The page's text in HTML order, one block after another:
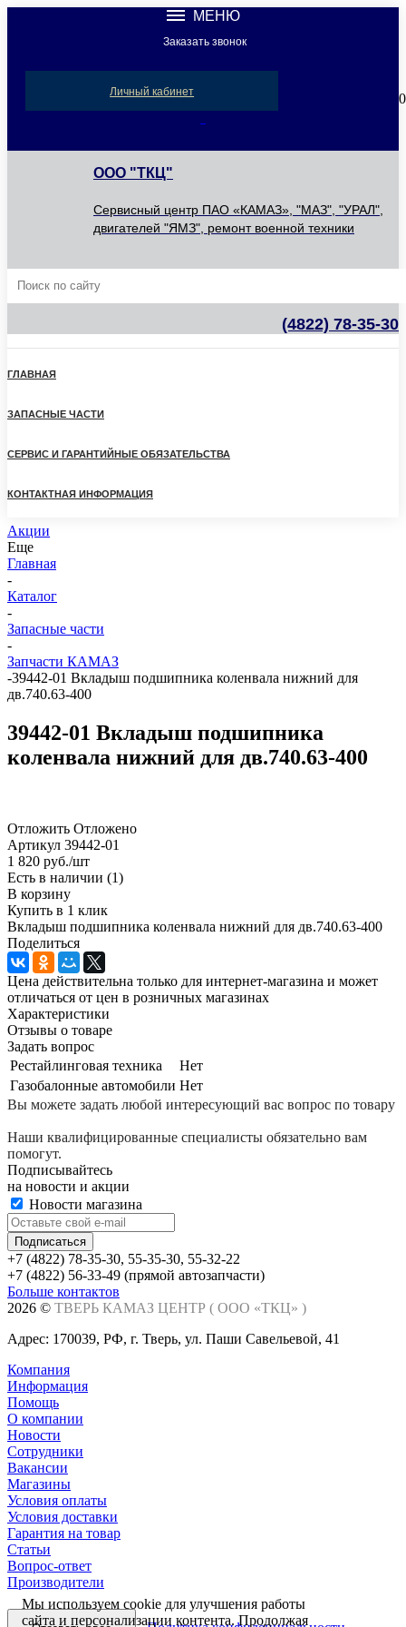
МЕНЮ
Компания
Сервис
Заказать звонок
Личный кабинет
ООО "ТКЦ"
Сервисный центр ПАО «КАМАЗ», "МАЗ", "УРАЛ",
двигателей "ЯМЗ", ремонт военной техники
(4822) 78-35-30
0
ГЛАВНАЯ
ЗАПАСНЫЕ ЧАСТИ
СЕРВИС И ГАРАНТИЙНЫЕ ОБЯЗАТЕЛЬСТВА
КОНТАКТНАЯ ИНФОРМАЦИЯ
Акции
Еще
Главная
-
Каталог
-
Запасные части
-
Запчасти КАМАЗ
-39442-01 Вкладыш подшипника коленвала нижний для
дв.740.63-400
39442-01 Вкладыш подшипника
коленвала нижний для дв.740.63-400
Отложить Отложено
Артикул 39442-01
1 820 руб./шт
Есть в наличии (1)
В корзину
Купить в 1 клик
Вкладыш подшипника коленвала нижний для дв.740.63-400
Поделиться
Цена действительна только для интернет-магазина и может
отличаться от цен в розничных магазинах
Характеристики
Отзывы о товаре
Задать вопрос
Рестайлинговая техника
Нет
Газобалонные автомобили Нет
Вы можете задать любой интересующий вас вопрос по товару
Наши квалифицированные специалисты обязательно вам
помогут.
Подписывайтесь
на новости и акции
Новости магазина
+7 (4822) 78-35-30, 55-35-30, 55-32-22
+7 (4822) 56-33-49 (прямой автозапчасти)
Больше контактов
2026 © ТВЕРЬ КАМАЗ ЦЕНТР ( ООО «ТКЦ» )
Адрес: 170039, РФ, г. Тверь, ул. Паши Савельевой, 41
Компания
Информация
Помощь
О компании
Новости
Сотрудники
Вакансии
Магазины
Условия оплаты
Условия доставки
Гарантия на товар
Статьи
Вопрос-ответ
Производители
Мы используем cookie для улучшения работы
сайта и персонализации контента. Продолжая